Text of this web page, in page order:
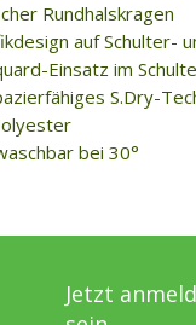
Rundhalskragen
auf Schulter-
Einsatz im
S.Dry-
bei 30°
Jetzt